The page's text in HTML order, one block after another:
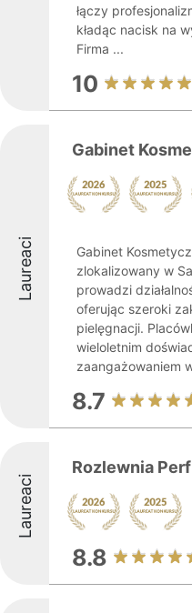
łączy
kładąc nacisk na
Firma ...
10
Laureaci
Gabinet
Gabinet
zlokalizowany w
prowadzi
oferując szeroki
pielęgnacji.
wieloletnim
zaangażowaniem
8.7
Laureaci
Rozlewnia
8.8